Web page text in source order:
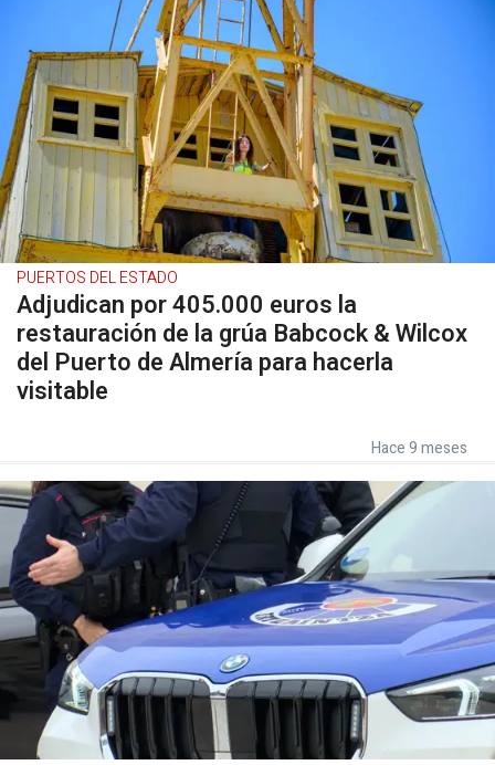
PUERTOS DEL ESTADO
Adjudican por 405.000 euros la
restauración de la grúa Babcock & Wilcox
del Puerto de Almería para hacerla
visitable
Hace 9 meses